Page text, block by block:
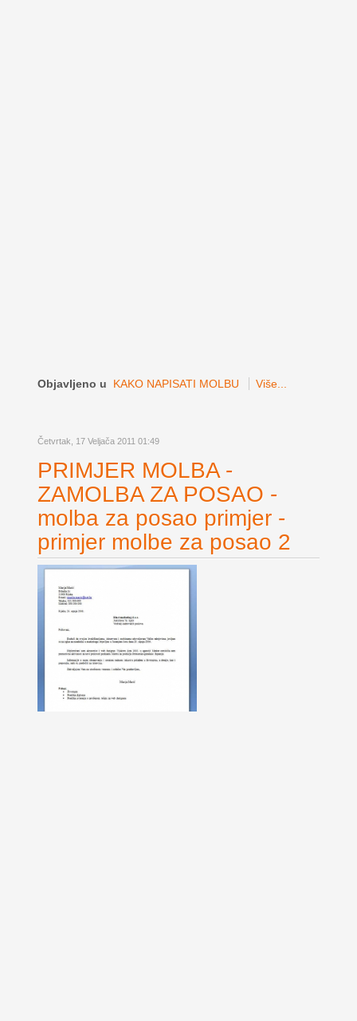
Objavljeno u KAKO NAPISATI MOLBU Više...
Četvrtak, 17 Veljača 2011 01:49
PRIMJER MOLBA -
ZAMOLBA ZA POSAO -
molba za posao primjer -
primjer molbe za posao 2